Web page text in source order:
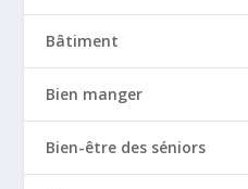
Bâtiment
Bien manger
Bien-être des séniors